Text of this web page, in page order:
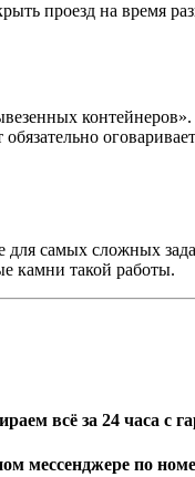
проезд на время
самых сложных
камни такой работы.
всё за 24 часа с
мессенджере по